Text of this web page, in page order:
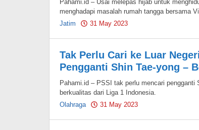
Pahami.id – Usai melepas hijab untuk
menghadapi masalah rumah tangga bersama
Jatim
31 May 2023
Tak Perlu Cari ke Luar
Pengganti Shin Tae-yong –
Pahami.id – PSSI tak perlu mencari pengganti
berkualitas dari Liga 1 Indonesia.
Olahraga
31 May 2023